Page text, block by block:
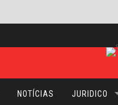
NOTÍCIAS JURIDICO